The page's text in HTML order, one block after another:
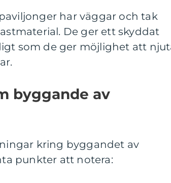
har väggar och tak
De ger ett skyddat
som de ger möjlighet att
byggande av
kring byggandet av
punkter att notera: